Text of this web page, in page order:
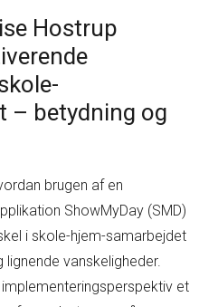
Hostrup
– betydning og
brugen af en
ShowMyDay (SMD)
i skole-hjem-samarbejdet
vanskeligheder.
et